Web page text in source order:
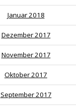
Januar 2018
Dezember 2017
November 2017
Oktober 2017
September 2017